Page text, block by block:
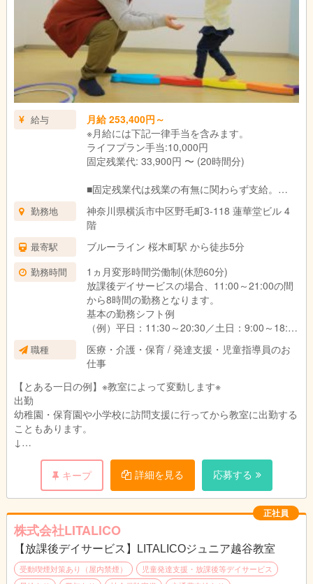
給与
月給 253,400円～
※月給には下記一律手当を含みます。
ライフプラン手当:10,000円
固定残業代: 33,900円 〜 (20時間分)
■固定残業代は残業の有無に関わらず支給。
を支給いたします。
■試用期間3ヶ月あり。
期間中の待遇に変更はありません。
勤務地
神奈川県横浜市中区野毛町3-118 蓮華堂ビル 4
階
最寄駅 ブルーライン 桜木町駅 から徒歩5分
勤務時間
1ヵ月変形時間労働制(休憩60分)
放課後デイサービスの場合、11:00～21:00の間
から8時間の勤務となります。
基本の勤務シフト例
（例）平日：11:30～20:30／土日：9:00～18:00
ます。
職種
医療・介護・保育 / 発達支援・児童指導員のお
仕事
【とある一日の例】※教室によって変動します※
出勤
幼稚園・保育園や小学校に訪問支援に行ってから教室に出勤する
こともあります。
↓
個別支援計画に沿って指導の準備をします。
プリントやカードの他、おもちゃやタブレットを使うことも。
↓
個別支援計画の作成
お子さまひとり一人に6か月間の個別支援計画を作成していま
す。
↓
お昼|休憩・ランチタイムです。
キープ 詳細を見る 応募する
正社員
株式会社LITALICO
【放課後デイサービス】LITALICOジュニア越谷教室
受動喫煙対策あり（屋内禁煙）
児童発達支援・放課後等デイサービス